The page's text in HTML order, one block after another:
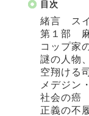
目次
緒言 スイ
第１部 麻
コップ家
謎の人物
空翔ける
メデジン
社会の癌
正義の不